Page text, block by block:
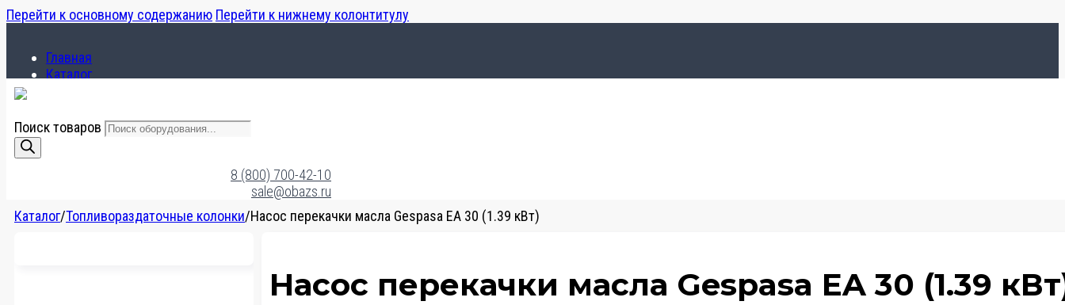
Перейти к основному содержанию Перейти к нижнему колонтитулу
Главная
Каталог
Поиск товаров
8 (800) 700-42-10
sale@obazs.ru
Каталог/Топливораздаточные колонки/Насос перекачки масла Gespasa EA 30 (1.39 кВт)
Насос перекачки масла Gespasa EA 30 (1.39